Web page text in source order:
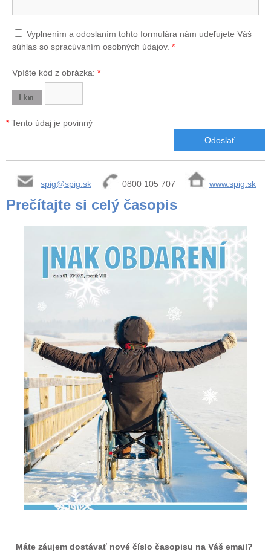
Vyplnením a odoslaním tohto formulára nám udeľujete Váš
súhlas so spracúvaním osobných údajov. *
Vpíšte kód z obrázka: *
* Tento údaj je povinný
spig@spig.sk 0800 105 707 www.spig.sk
Prečítajte si celý časopis
Máte záujem dostávať nové číslo časopisu na Váš email?